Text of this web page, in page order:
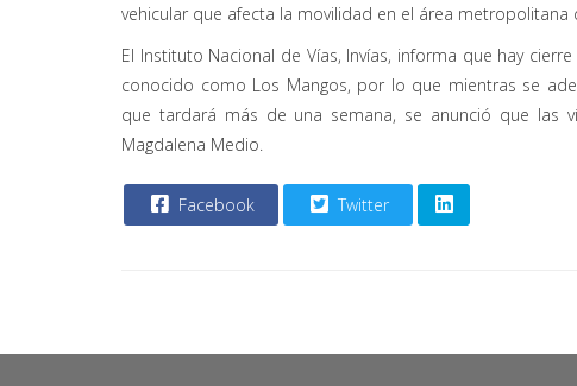
vehicular que afecta la movilidad en el área metropolitana
El Instituto Nacional de Vías, Invías, informa que hay
conocido como Los Mangos, por lo que mientras se
que tardará más de una semana, se anunció que las
Magdalena Medio.
Facebook Twitter